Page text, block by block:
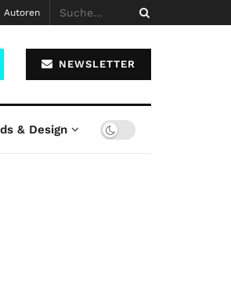
Autoren
NEWSLETTER
& Design